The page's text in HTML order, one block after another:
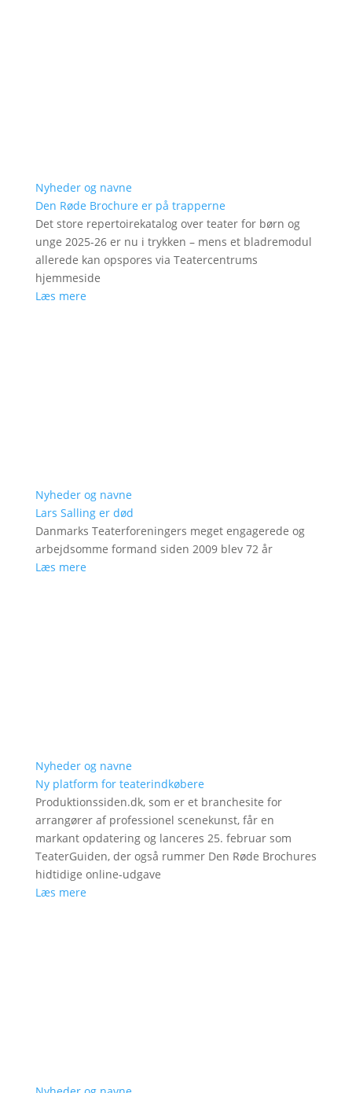
Nyheder og navne
Den Røde Brochure er på trapperne
Det store repertoirekatalog over teater for børn og
unge 2025-26 er nu i trykken – mens et bladremodul
allerede kan opspores via Teatercentrums
hjemmeside
Læs mere
Nyheder og navne
Lars Salling er død
Danmarks Teaterforeningers meget engagerede og
arbejdsomme formand siden 2009 blev 72 år
Læs mere
Nyheder og navne
Ny platform for teaterindkøbere
Produktionssiden.dk, som er et branchesite for
arrangører af professionel scenekunst, får en
markant opdatering og lanceres 25. februar som
TeaterGuiden, der også rummer Den Røde Brochures
hidtidige online-udgave
Læs mere